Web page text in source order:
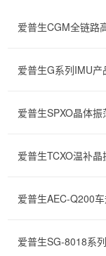
爱普生CGM全链路高
爱普生G系列IMU产品
爱普生SPXO晶体振荡
爱普生TCXO温补
爱普生AEC-Q200车规
爱普生SG-8018系列可编